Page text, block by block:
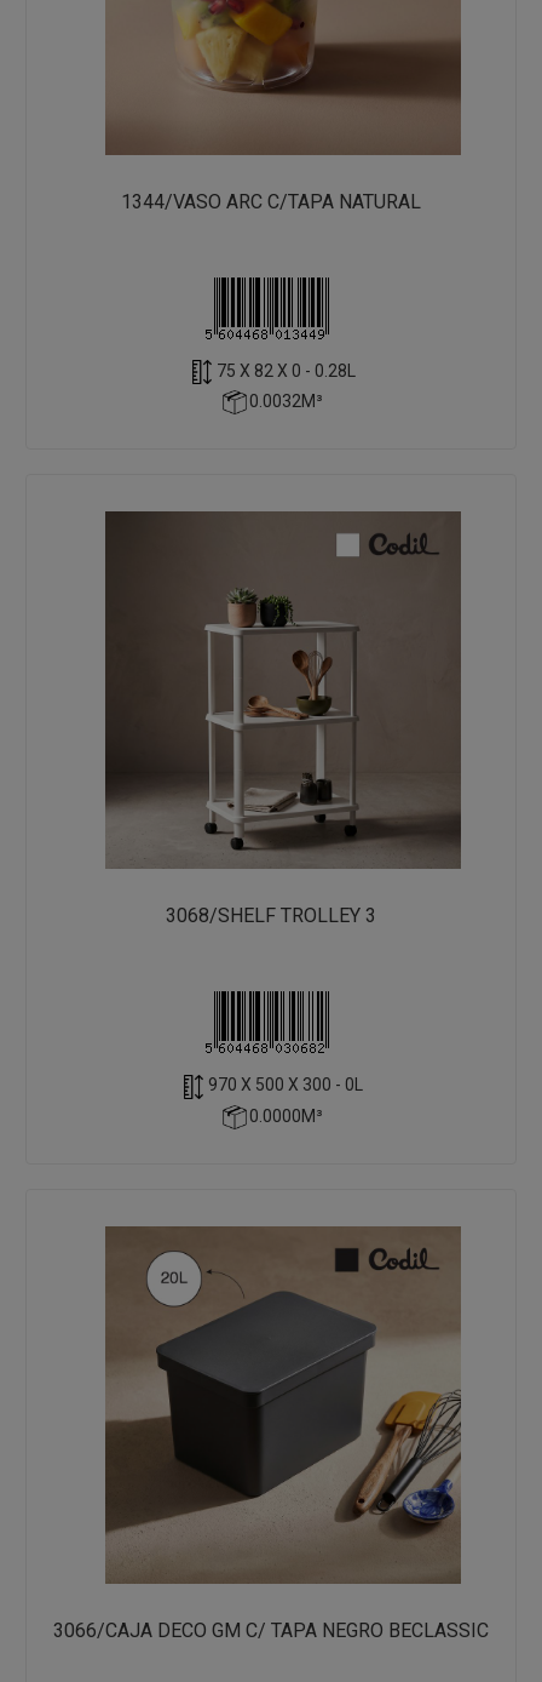
1344/VASO ARC C/TAPA NATURAL
75 X 82 X 0 - 0.28L
0.0032M³
3068/SHELF TROLLEY 3
970 X 500 X 300 - 0L
0.0000M³
3066/CAJA DECO GM C/ TAPA NEGRO BECLASSIC